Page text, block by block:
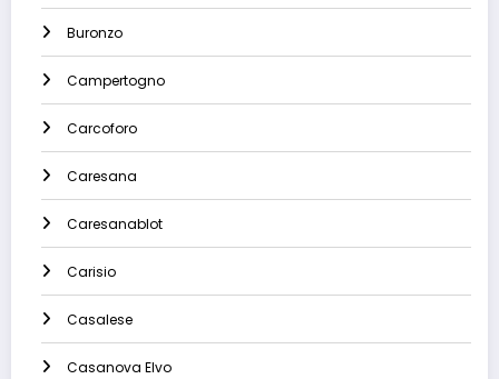
Buronzo
Campertogno
Carcoforo
Caresana
Caresanablot
Carisio
Casalese
Casanova Elvo